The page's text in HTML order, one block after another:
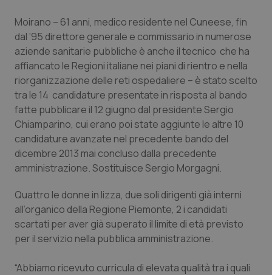
Campania
Emilia-Romagna
Friuli Venezia Giulia
Lazio
Liguria
Lombardia
Marche
Molise
Car-T
Colesterolo & coronaropatie
Dermatite Atopica
Diabete & glucometri
Disturbi dell’umore
Dolore
Donna & Salute
Epatiti
Moirano – 61 anni, medico residente nel Cuneese, fin
dal ‘95 direttore generale e commissario in numerose
aziende sanitarie pubbliche è anche il tecnico che ha
affiancato le Regioni italiane nei piani di rientro e nella
riorganizzazione delle reti ospedaliere – è stato scelto
tra le 14 candidature presentate in risposta al bando
fatte pubblicare il 12 giugno dal presidente Sergio
Chiamparino, cui erano poi state aggiunte le altre 10
candidature avanzate nel precedente bando del
dicembre 2013 mai concluso dalla precedente
amministrazione.Sostituisce Sergio Morgagni.
Quattro le donne in lizza, due soli dirigenti già interni
all’organico della Regione Piemonte, 2 i candidati
scartati per aver già superato il limite di età previsto
per il servizio nella pubblica amministrazione.
“Abbiamo ricevuto curricula di elevata qualità tra i quali